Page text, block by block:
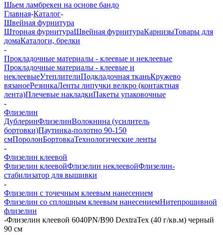
Шьем ламбрекен на основе бандо
Главная-Каталог-
Швейная фурнитура
Шторная фурнитураШвейная фурнитураКарнизыТовары для
домаКаталоги, брелки
-
Прокладочные материалы - клеевые и неклеевые
Прокладочные материалы - клеевые и
неклеевыеУтеплителиПодкладочная тканьКружево
вязаноеРезинкаЛенты липучки велкро (контактная
лента)Плечевые накладкиПакеты упаковочные
-
Флизелин
ДублеринФлизелинВолокнина (усилитель
бортовки)Паутинка-полотно 90-150
смПоролонБортовкаТехнологические ленты
-
Флизелин клеевой
Флизелин клеевойФлизелин неклеевойФлизелин-
стабилизатор для вышивки
-
Флизелин с точечным клеевым нанесением
Флизелин со сплошным клеевым нанесениемНитепрошивной
флизелин
-Флизелин клеевой 6040PN/B90 DextraTex (40 г/кв.м) черный
90 см